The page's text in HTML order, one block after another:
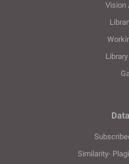
Vision
Similarity-